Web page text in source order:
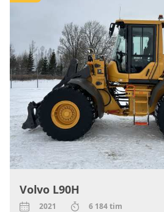
Volvo L90H
2021 6 184 tim